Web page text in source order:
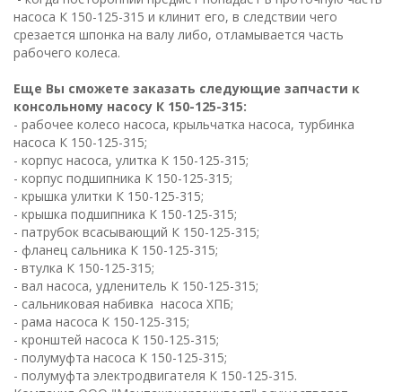
насоса К 150-125-315 и клинит его, в следствии чего
срезается шпонка на валу либо, отламывается часть
рабочего колеса.
Еще Вы сможете заказать следующие запчасти к
консольному насосу К 150-125-315:
- рабочее колесо насоса, крыльчатка насоса, турбинка
насоса К 150-125-315;
- корпус насоса, улитка К 150-125-315;
- корпус подшипника К 150-125-315;
- крышка улитки К 150-125-315;
- крышка подшипника К 150-125-315;
- патрубок всасывающий К 150-125-315;
- фланец сальника К 150-125-315;
- втулка К 150-125-315;
- вал насоса, удленитель К 150-125-315;
- сальниковая набивка насоса ХПБ;
- рама насоса К 150-125-315;
- кронштей насоса К 150-125-315;
- полумуфта насоса К 150-125-315;
- полумуфта электродвигателя К 150-125-315.